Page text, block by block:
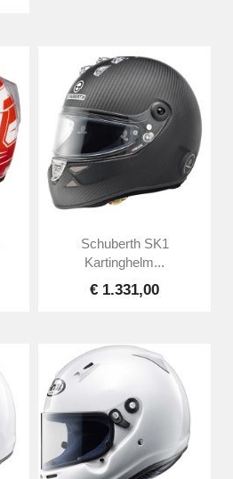
Schuberth SK1
Kartinghelm...
€ 1.331,00